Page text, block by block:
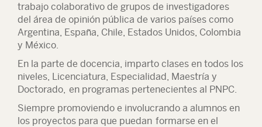
trabajo colaborativo de grupos de investigadores
del área de opinión pública de varios países como
Argentina, España, Chile, Estados Unidos, Colombia
y México.
En la parte de docencia, imparto clases en todos los
niveles, Licenciatura, Especialidad, Maestría y
Doctorado, en programas pertenecientes al PNPC.
Siempre promoviendo e involucrando a alumnos en
los proyectos para que puedan formarse en el